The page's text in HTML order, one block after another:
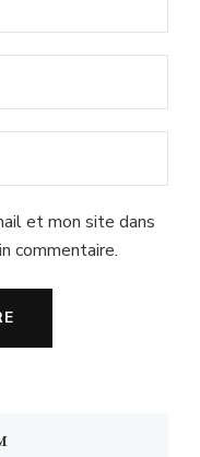
et mon site dans
commentaire.